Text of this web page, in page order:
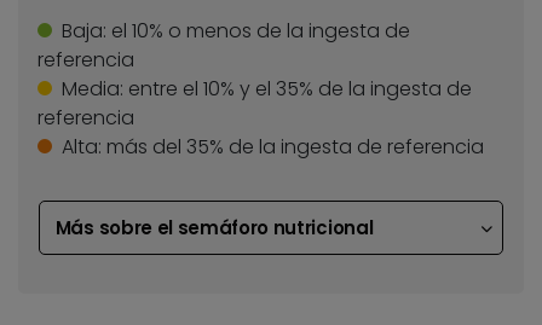
Baja: el 10% o menos de la ingesta de
referencia
Media: entre el 10% y el 35% de la ingesta de
referencia
Alta: más del 35% de la ingesta de referencia
Más sobre el semáforo nutricional